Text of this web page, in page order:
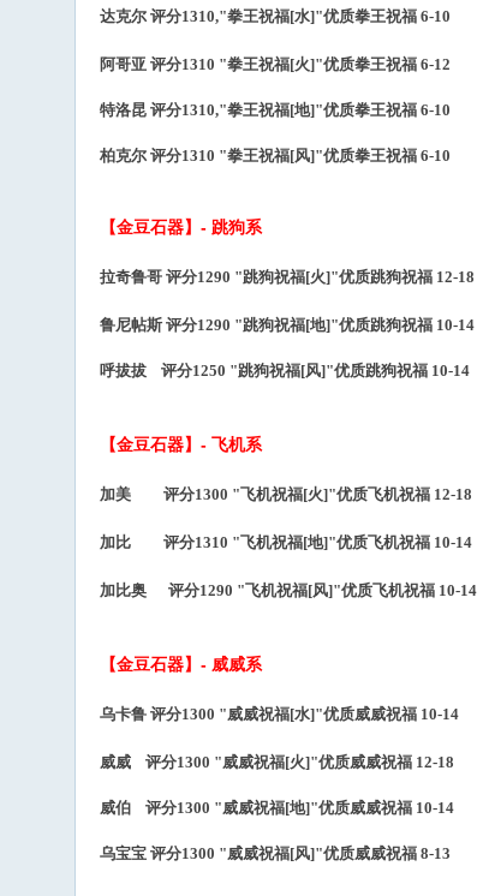
达克尔 评分1310,"拳王祝福[水]"优质拳王祝福 6-10
阿哥亚 评分1310 "拳王祝福[火]"优质拳王祝福 6-12
特洛昆 评分1310,"拳王祝福[地]"优质拳王祝福 6-10
柏克尔 评分1310 "拳王祝福[风]"优质拳王祝福 6-10
【金豆石器】- 跳狗系
拉奇鲁哥 评分1290 "跳狗祝福[火]"优质跳狗祝福 12-18
鲁尼帖斯评分1290 "跳狗祝福[地]"优质跳狗祝福 10-14
呼拔拔 评分1250 "跳狗祝福[风]"优质跳狗祝福 10-14
【金豆石器】- 飞机系
加美 评分1300 "飞机祝福[火]"优质飞机祝福 12-18
加比 评分1310 "飞机祝福[地]"优质飞机祝福 10-14
加比奥 评分1290 "飞机祝福[风]"优质飞机祝福 10-14
【金豆石器】- 威威系
乌卡鲁 评分1300 "威威祝福[水]"优质威威祝福 10-14
威威 评分1300 "威威祝福[火]"优质威威祝福 12-18
威伯 评分1300 "威威祝福[地]"优质威威祝福 10-14
乌宝宝 评分1300 "威威祝福[风]"优质威威祝福 8-13